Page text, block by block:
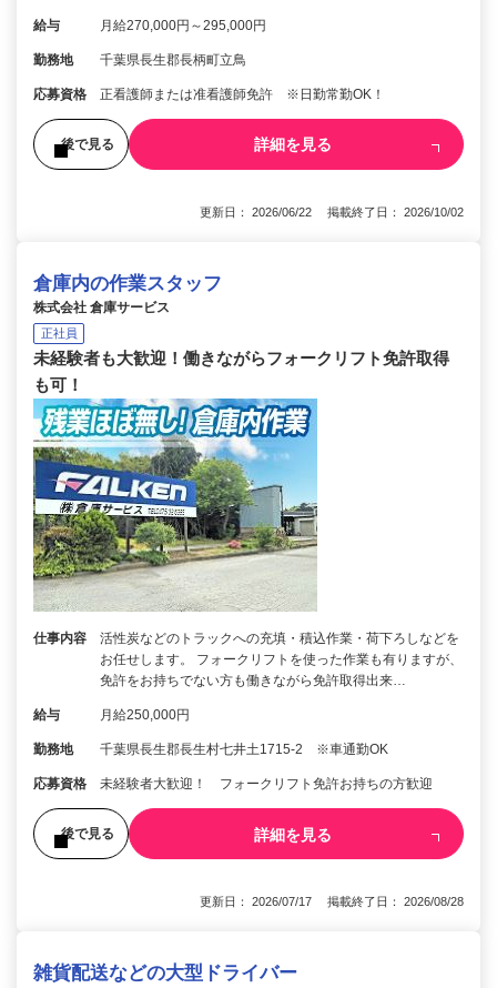
給与 月給270,000円～295,000円
勤務地 千葉県長生郡長柄町立鳥
応募資格 正看護師または准看護師免許 ※日勤常勤OK！
後で見る 詳細を見る
更新日： 2026/06/22 掲載終了日： 2026/10/02
倉庫内の作業スタッフ
株式会社 倉庫サービス
正社員
未経験者も大歓迎！働きながらフォークリフト免許取得
も可！
仕事内容
活性炭などのトラックへの充填・積込作業・荷下ろしなどを
お任せします。 フォークリフトを使った作業も有りますが、
免許をお持ちでない方も働きながら免許取得出来…
給与 月給250,000円
勤務地 千葉県長生郡長生村七井土1715-2 ※車通勤OK
応募資格 未経験者大歓迎！ フォークリフト免許お持ちの方歓迎
後で見る 詳細を見る
更新日： 2026/07/17 掲載終了日： 2026/08/28
雑貨配送などの大型ドライバー